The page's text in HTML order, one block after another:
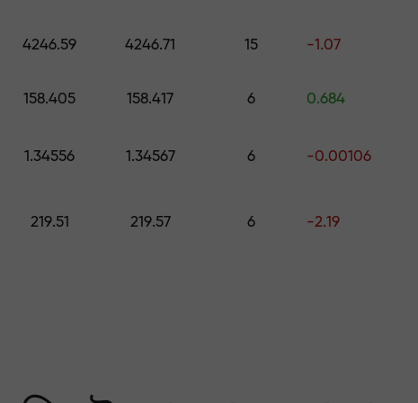
— আমরা আপনার মুনাফার
সবচেয়ে বেশি
4246.59 4246.71 15 -1.07
158.405 158.417 6 0.684
1.34556 1.34567 6 -0.00106
219.51 219.57 6 -2.19